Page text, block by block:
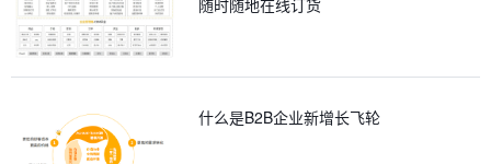
随时随地在线订货
什么是B2B企业新增长飞轮